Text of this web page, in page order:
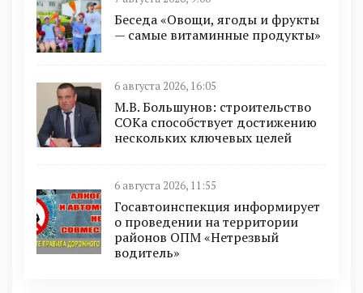
Беседа «Овощи, ягоды и фрукты
— самые витаминные продукты»
6 августа 2026, 16:05
М.В. Большунов: строительство
СОКа способствует достижению
нескольких ключевых целей
6 августа 2026, 11:55
Госавтоинспекция информирует
о проведении на территории
районов ОПМ «Нетрезвый
водитель»